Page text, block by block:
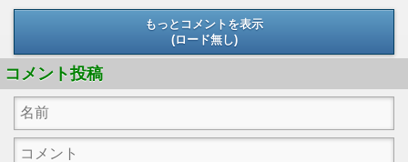
もっとコメントを表示
(ロード無し)
コメント投稿